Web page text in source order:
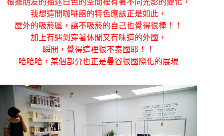
根據朋友的描述白色的空間裡有著不同光影的變化，
我想這間咖啡館的特色應該正是如此，
屋外的吸菸區，讓不吸菸的自己也覺得很棒！！
加上有遇到穿著休閒又有味道的外國，
瞬間，覺得這裡很不泰國耶！！
哈哈哈，某個部分也正是曼谷很國際化的展現